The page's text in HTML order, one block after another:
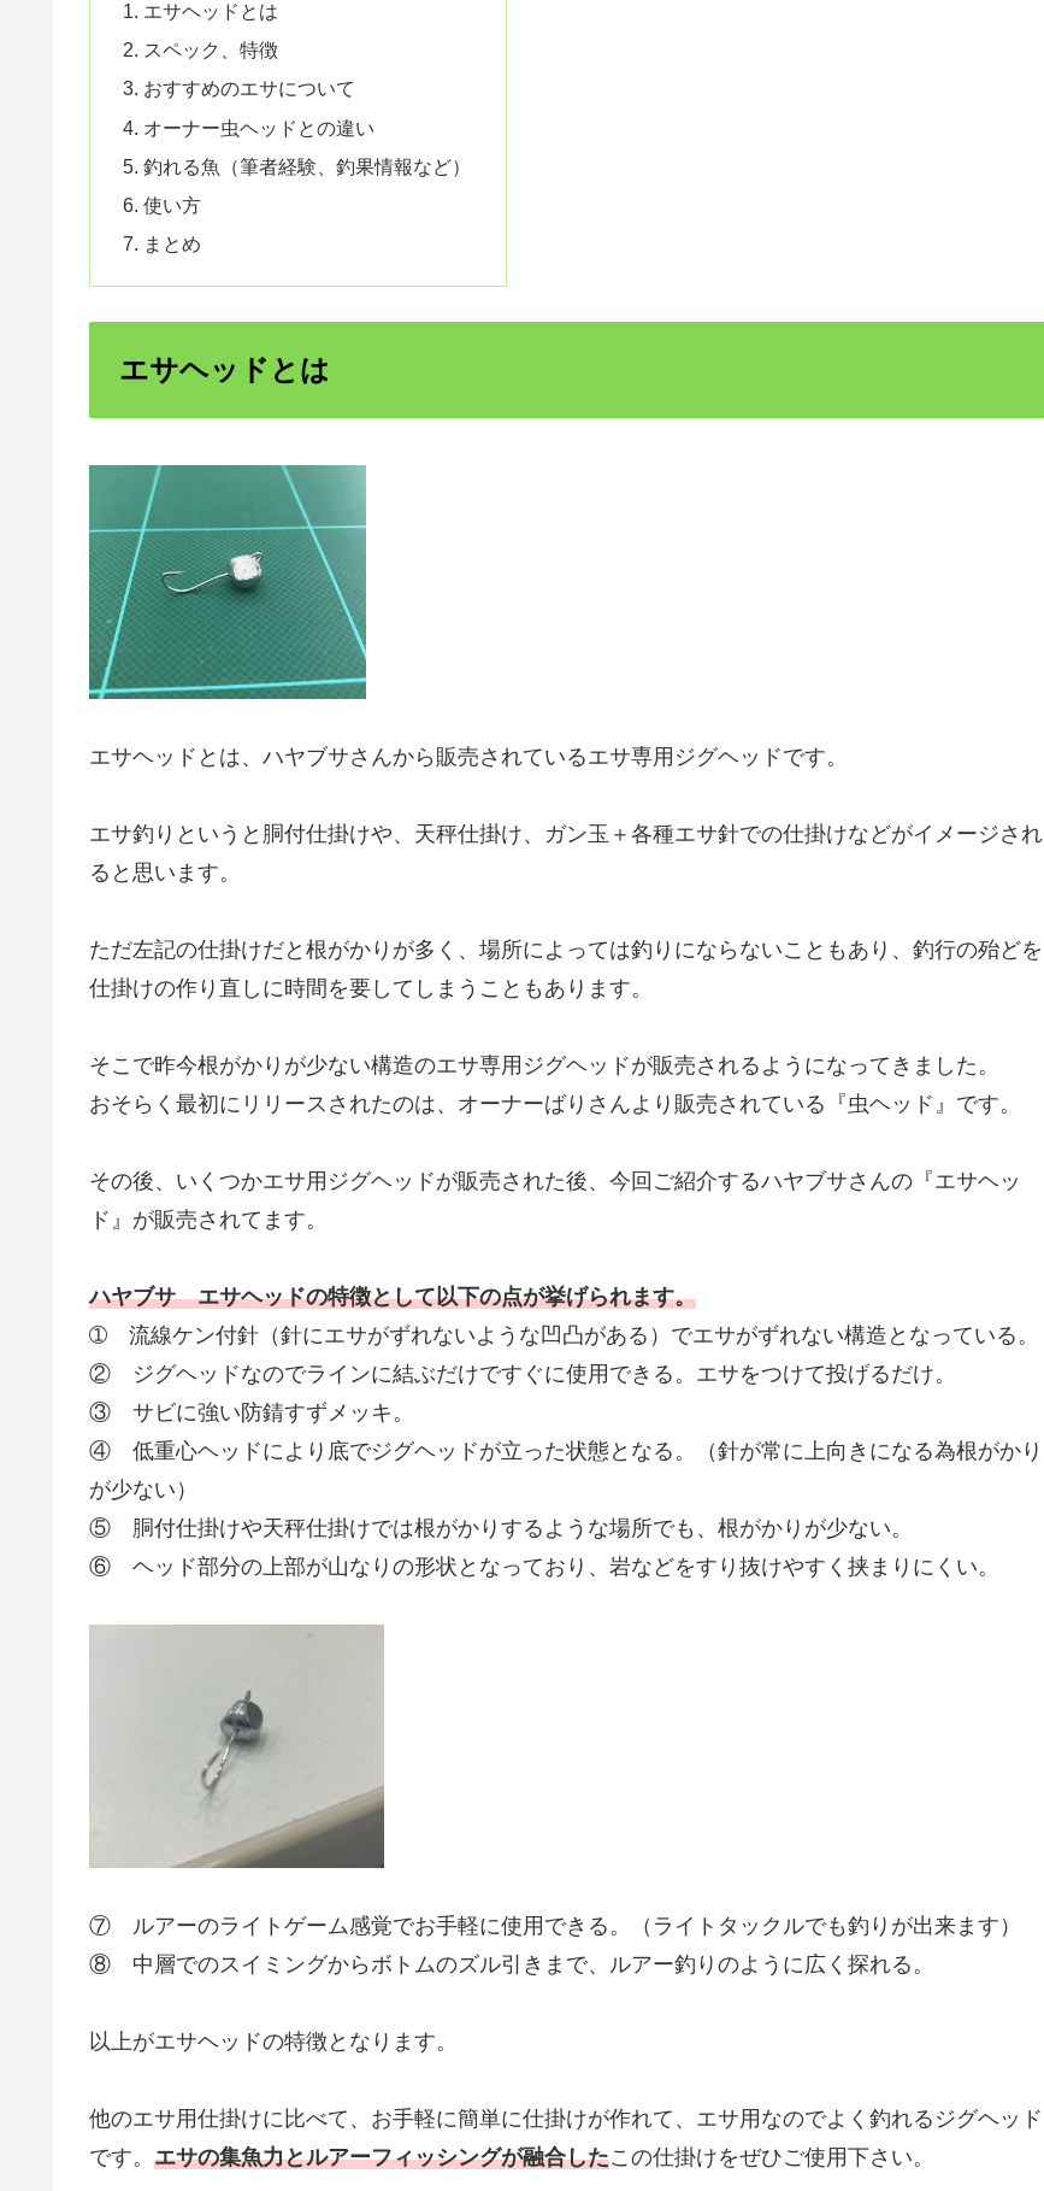
エサヘッドとは
スペック、特徴
おすすめのエサについて
オーナー虫ヘッドとの違い
釣れる魚（筆者経験、釣果情報など）
使い方
まとめ
エサヘッドとは
エサヘッドとは、ハヤブサさんから販売されているエサ専用ジグヘッドです。
エサ釣りというと胴付仕掛けや、天秤仕掛け、ガン玉＋各種エサ針での仕掛けなどがイメージされ
ると思います。
ただ左記の仕掛けだと根がかりが多く、場所によっては釣りにならないこともあり、釣行の殆どを
仕掛けの作り直しに時間を要してしまうこともあります。
そこで昨今根がかりが少ない構造のエサ専用ジグヘッドが販売されるようになってきました。
おそらく最初にリリースされたのは、オーナーばりさんより販売されている『虫ヘッド』です。
その後、いくつかエサ用ジグヘッドが販売された後、今回ご紹介するハヤブサさんの『エサヘッ
ド』が販売されてます。
ハヤブサ エサヘッドの特徴として以下の点が挙げられます。
➀ 流線ケン付針（針にエサがずれないような凹凸がある）でエサがずれない構造となっている。
② ジグヘッドなのでラインに結ぶだけですぐに使用できる。エサをつけて投げるだけ。
③ サビに強い防錆すずメッキ。
④ 低重心ヘッドにより底でジグヘッドが立った状態となる。（針が常に上向きになる為根がかり
が少ない）
⑤ 胴付仕掛けや天秤仕掛けでは根がかりするような場所でも、根がかりが少ない。
⑥ ヘッド部分の上部が山なりの形状となっており、岩などをすり抜けやすく挟まりにくい。
⑦ ルアーのライトゲーム感覚でお手軽に使用できる。（ライトタックルでも釣りが出来ます）
⑧ 中層でのスイミングからボトムのズル引きまで、ルアー釣りのように広く探れる。
以上がエサヘッドの特徴となります。
他のエサ用仕掛けに比べて、お手軽に簡単に仕掛けが作れて、エサ用なのでよく釣れるジグヘッド
です。 エサの集魚力とルアーフィッシングが融合したこの仕掛けをぜひご使用下さい。